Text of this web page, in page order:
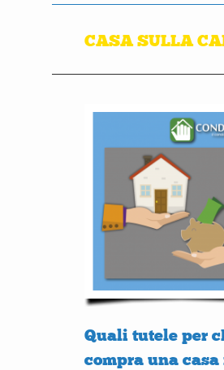
CASA SULLA
Quali tutele per
compra una